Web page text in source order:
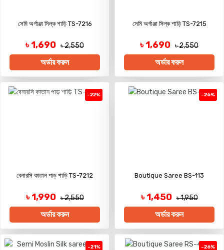
সেমি অর্গাঞ্জা সিল্ক শাড়ি TS-7216
৳ 1,690 ৳ 2,550
অর্ডার করুন
সেমি অর্গাঞ্জা সিল্ক শাড়ি TS-7215
৳ 1,690 ৳ 2,550
অর্ডার করুন
-22%
বেনারসি কাতান পাড় শাড়ি TS-7212
৳ 1,990 ৳ 2,550
অর্ডার করুন
-26%
Boutique Saree BS-113
৳ 1,450 ৳ 1,950
অর্ডার করুন
-21% -26%